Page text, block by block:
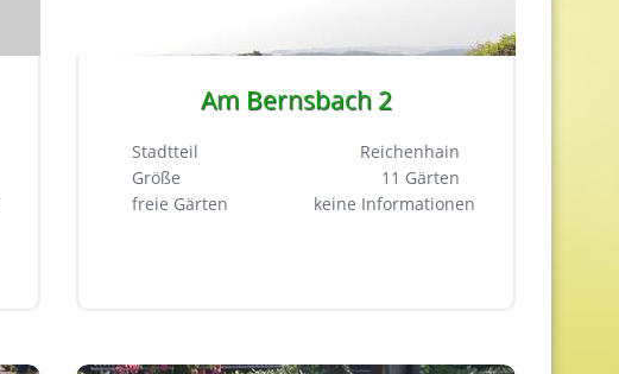
Am Bernsbach 2
Stadtteil
Reichenhain
Größe
11 Gärten
freie Gärten
keine Informationen